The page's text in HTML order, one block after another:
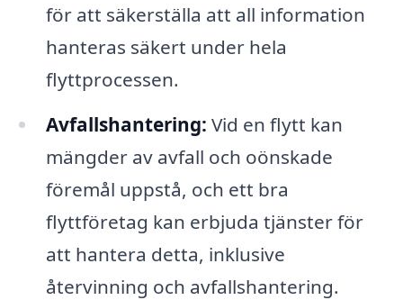
för att säkerställa att all information
hanteras säkert under hela
flyttprocessen.
Avfallshantering: Vid en flytt kan
mängder av avfall och oönskade
föremål uppstå, och ett bra
flyttföretag kan erbjuda tjänster för
att hantera detta, inklusive
återvinning och avfallshantering.